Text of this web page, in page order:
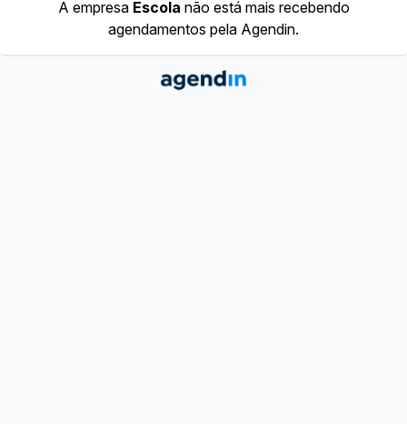
A empresa Escola não está mais recebendo
agendamentos pela Agendin.